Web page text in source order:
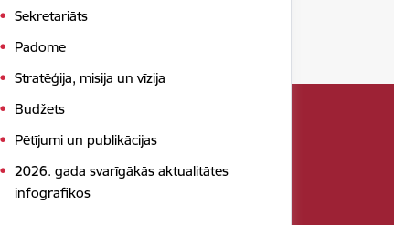
Sekretariāts
Padome
Stratēģija, misija un vīzija
Budžets
Pētījumi un publikācijas
2026. gada svarīgākās aktualitātes
infografikos